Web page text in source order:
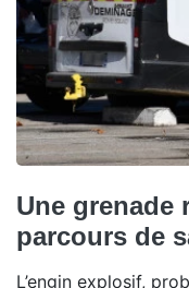
Une grenade
parcours de
L’engin explosif,